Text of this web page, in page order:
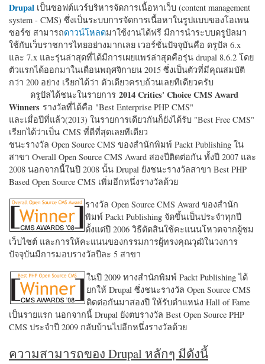
Drupal เป็นซอฟต์แวร์บริหารจัดการเนื้อหาเว็บ (content management
system - CMS) ซึ่งเป็นระบบการจัดการเนื้อหาในรูปแบบของโอเพน
ซอร์ซ สามารถดาวน์โหลดมาใช้งานได้ฟรี มีการนำระบบดรูปัลมา
ใช้กับเว็บราชการไทยอย่างมากเลย เวอร์ชั่นปัจจุบันคือ ดรูปัล 6.x
และ 7.x และรุ่นล่าสุดที่ได้มีการเผยแพร่ล่าสุดคือรุ่น drupal 8.6.2 โดย
ตัวแรกได้ออกมาในเดือนพฤศจิกายน 2015 ซึ่งเป็นตัวที่มีคุณสมบัติ
กว่า 200 อย่าง เรียกได้ว่า ตัวเดียวครบถ้วนเลยทีเดียวครับ
ดรูปัลได้ชนะในรายการ 2014 Critics' Choice CMS Award
Winners รางวัลที่ได้คือ "Best Enterprise PHP CMS"
และเมื่อปีที่แล้ว(2013) ในรายการเดียวกันก็ยังได้รับ "Best Free CMS"
เรียกได้ว่าเป็น CMS ที่ดีที่สุดเลยทีเดียว
ชนะรางวัล Open Source CMS ของสำนักพิมพ์ Packt Publishing ใน
สาขา Overall Open Source CMS Award สองปีติดต่อกัน ทั้งปี 2007 และ
2008 นอกจากนี้ในปี 2008 นั้น Drupal ยังชนะรางวัลสาขา Best PHP
Based Open Source CMS เพิ่มอีกหนึ่งรางวัลด้วย
รางวัล Open Source CMS Award ของสำนัก
พิมพ์ Packt Publishing จัดขึ้นเป็นประจำทุกปี
ตั้งแต่ปี 2006 วิธีตัดสินใช้คะแนนโหวตจากผู้ชม
เว็บไซต์ และการให้คะแนนของกรรมการผู้ทรงคุณวุฒิในวงการ
ปัจจุบันมีการมอบรางวัลปีละ 5 สาขา
ในปี 2009 ทางสำนักพิมพ์ Packt Publishing ได้
ยกให้ Drupal ซึ่งชนะรางวัล Open Source CMS
ติดต่อกันมาสองปี ให้รับตำแหน่ง Hall of Fame
เป็นรายแรก นอกจากนี้ Drupal ยังตบรางวัล Best Open Source PHP
CMS ประจำปี 2009 กลับบ้านไปอีกหนึ่งรางวัลด้วย
ความสามารถของ Drupal หลักๆ มีดังนี้